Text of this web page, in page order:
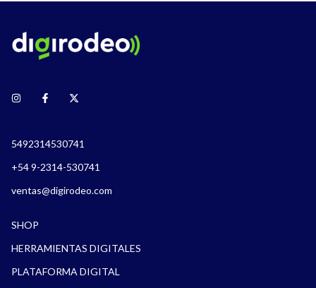
5492314530741
+54 9-2314-530741
ventas@digirodeo.com
SHOP
HERRAMIENTAS DIGITALES
PLATAFORMA DIGITAL